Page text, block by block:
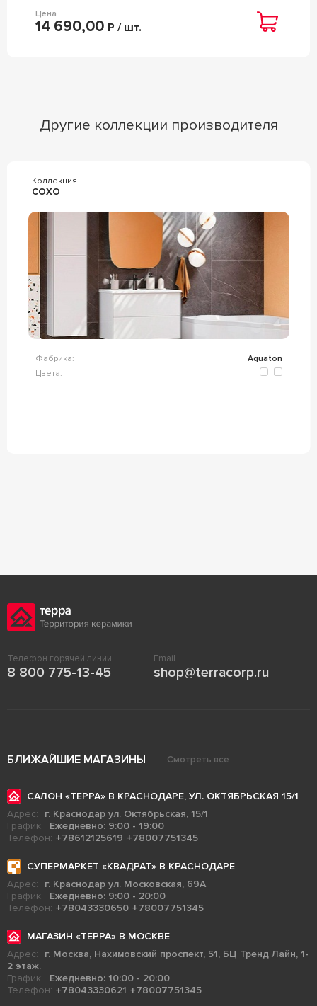
Цена
14 690,00 Р / шт.
Другие коллекции производителя
Коллекция
СОХО
Фабрика:
Aquaton
Цвета:
Телефон горячей линии
8 800 775-13-45
Email
shop@terracorp.ru
БЛИЖАЙШИЕ МАГАЗИНЫ Смотреть все
САЛОН «ТЕРРА» В КРАСНОДАРЕ, УЛ. ОКТЯБРЬСКАЯ 15/1
Адрес:
г. Краснодар ул. Октябрьская, 15/1
График:
Ежедневно: 9:00 - 19:00
Телефон: +78612125619 +78007751345
СУПЕРМАРКЕТ «КВАДРАТ» В КРАСНОДАРЕ
Адрес:
г. Краснодар ул. Московская, 69А
График:
Ежедневно: 9:00 - 20:00
Телефон: +78043330650 +78007751345
МАГАЗИН «ТЕРРА» В МОСКВЕ
Адрес:
г. Москва, Нахимовский проспект, 51, БЦ Тренд Лайн, 1-
2 этаж.
График:
Ежедневно: 10:00 - 20:00
Телефон: +78043330621 +78007751345